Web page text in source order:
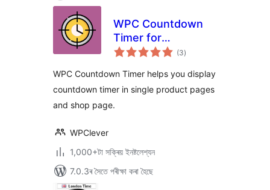
WPC Countdown
Timer for
WooCommerce
(3টা
মুঠ)
WPC Countdown Timer helps you display
countdown timer in single product pages
and shop page.
WPClever
1,000+টা সক্ৰিয় ইনষ্টলেশ্যন
7.0.3ৰ সৈতে পৰীক্ষা কৰা হৈছে